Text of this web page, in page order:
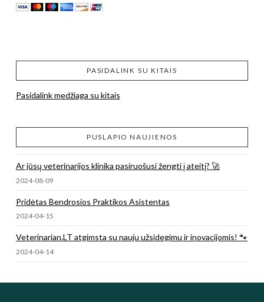
PASIDALINK SU KITAIS
Pasidalink medžiaga su kitais
PUSLAPIO NAUJIENOS
Ar jūsų veterinarijos klinika pasiruošusi žengti į ateitį? 🚀
2024-08-09
Pridėtas Bendrosios Praktikos Asistentas
2024-04-15
Veterinarian.LT atgimsta su nauju užsidegimu ir inovacijomis! 🐾
2024-04-14